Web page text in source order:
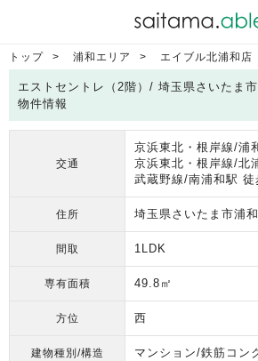
トップ 浦和エリア エイブル北浦和店
エストセントレ（2階）/ 埼玉県さいたま
物件情報
交通
京浜東北・根岸線/浦
京浜東北・根岸線/北
武蔵野線/南浦和駅 徒
住所 埼玉県さいたま市浦
間取 1LDK
専有面積 49.8㎡
方位 西
建物種別/構造 マンション/鉄筋コン